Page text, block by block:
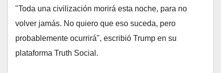
"Toda una civilización morirá esta noche, para no
volver jamás. No quiero que eso suceda, pero
probablemente ocurrirá", escribió Trump en su
plataforma Truth Social.